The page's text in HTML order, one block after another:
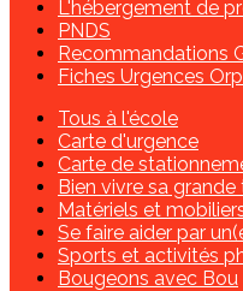
L'hébergement de
PNDS
Recommandations
Fiches Urgences
Tous à l'école
Carte d'urgence
Carte de
Bien vivre sa grande
Matériels et
Se faire aider par
Sports et activités
Bougeons avec Bou